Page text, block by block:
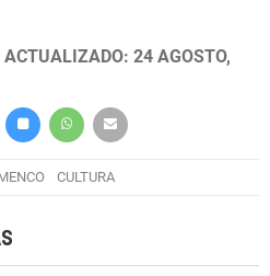
| ACTUALIZADO: 24 AGOSTO,
CULTURA